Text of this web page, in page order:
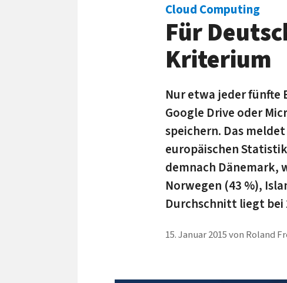
Cloud Computing
Für
Kriterium
Nur etwa jeder fünfte
Google Drive oder
speichern. Das
europäischen
demnach Dänemark,
Norwegen (43 %),
Durchschnitt liegt bei
15. Januar 2015von Roland